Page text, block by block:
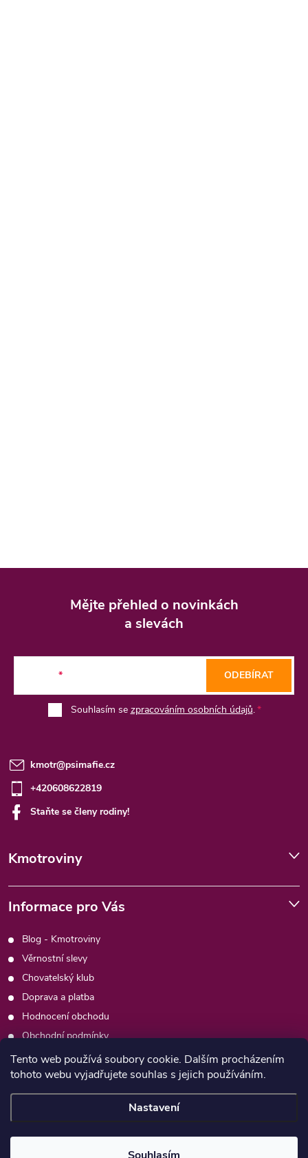
Tento web používá soubory cookie. Dalším procházením
tohoto webu vyjadřujete souhlas s jejich používáním.
Nastavení
Mějte přehled o novinkách
a slevách
Souhlasím se zpracováním osobních údajů.
ODEBÍRAT
kmotr@psimafie.cz
+420608622819
Staňte se členy rodiny!
Kmotroviny
Informace pro Vás
Blog - Kmotroviny
Věrnostní slevy
Chovatelský klub
Doprava a platba
Hodnocení obchodu
Obchodní podmínky
Podmínky ochrany osobních údajů
Kontakty
Moje objednávka
Copyright 2026Psimafie.cz. Všechna práva vyhrazena.